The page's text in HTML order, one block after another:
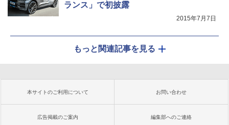
ランス」で初披露
2015年7月7日
もっと関連記事を見る
本サイトのご利用について お問い合わせ
広告掲載のご案内 編集部へのご連絡